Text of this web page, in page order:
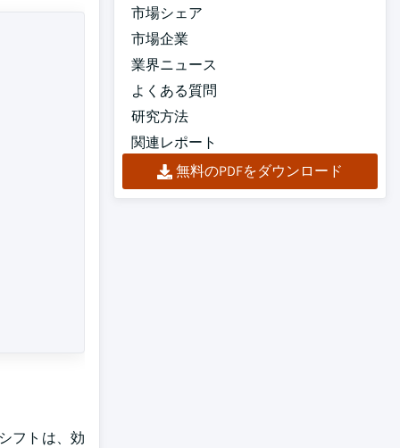
フトは、効
市場シェア
市場企業
業界ニュース
よくある質問
研究方法
関連レポート
無料のPDFをダウンロード